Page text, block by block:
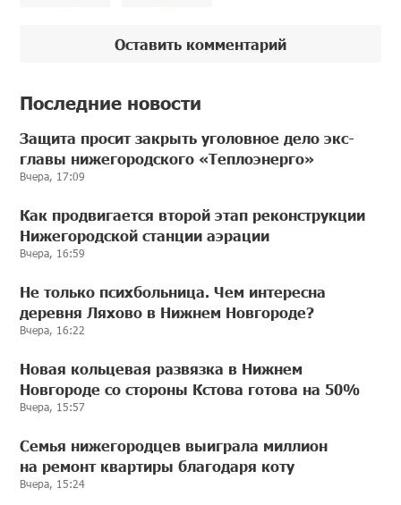
Оставить комментарий
Последние новости
Защита просит закрыть уголовное дело экс-
главы нижегородского «Теплоэнерго»
Вчера, 17:09
Как продвигается второй этап реконструкции
Нижегородской станции аэрации
Вчера, 16:59
Не только психбольница. Чем интересна
деревня Ляхово в Нижнем Новгороде?
Вчера, 16:22
Новая кольцевая развязка в Нижнем
Новгороде со стороны Кстова готова на 50%
Вчера, 15:57
Семья нижегородцев выиграла миллион
на ремонт квартиры благодаря коту
Вчера, 15:24